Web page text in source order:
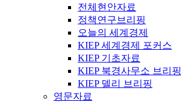
전체현안자료
정책연구브리핑
오늘의 세계경제
KIEP 세계경제 포커스
KIEP 기초자료
KIEP 북경사무소 브리핑
KIEP 델리 브리핑
영문자료